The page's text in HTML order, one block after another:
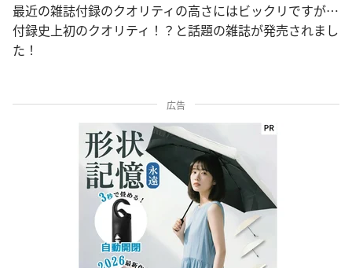
最近の雑誌付録のクオリティの高さにはビックリですが…
付録史上初のクオリティ！？と話題の雑誌が発売されまし
た！
広告